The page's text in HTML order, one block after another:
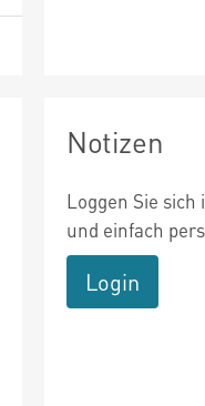
Notizen
Loggen Sie
und einfach
Login